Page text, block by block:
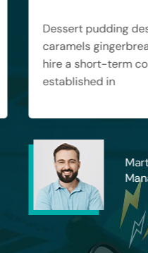
Dessert pudding
caramels
hire a short-term
established in
Martha